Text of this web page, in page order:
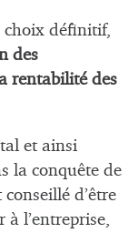
choix définitif,
des
rentabilité des
et ainsi
la conquête de
d’être
l’entreprise,